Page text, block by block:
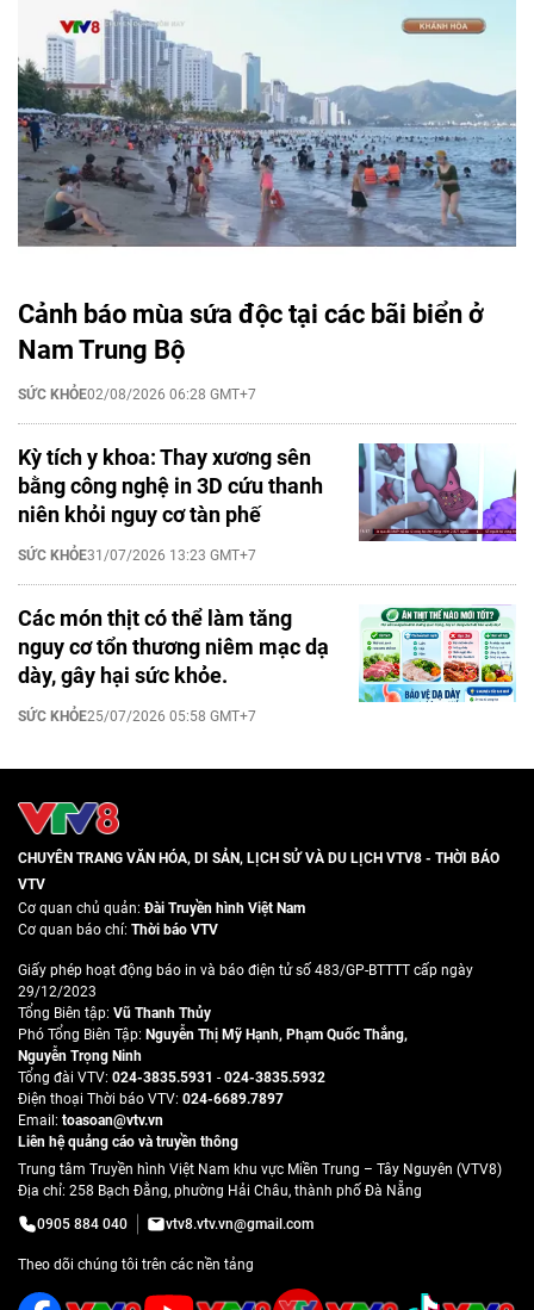
Cảnh báo mùa sứa độc tại các bãi biển ở
Nam Trung Bộ
SỨC KHỎE02/08/2026 06:28 GMT+7
Kỳ tích y khoa: Thay xương sên
bằng công nghệ in 3D cứu thanh
niên khỏi nguy cơ tàn phế
SỨC KHỎE31/07/2026 13:23 GMT+7
Các món thịt có thể làm tăng
nguy cơ tổn thương niêm mạc dạ
dày, gây hại sức khỏe.
SỨC KHỎE25/07/2026 05:58 GMT+7
CHUYÊN TRANG VĂN HÓA, DI SẢN, LỊCH SỬ VÀ DU LỊCH VTV8 - THỜI BÁO
VTV
Cơ quan chủ quản:Đài Truyền hình Việt Nam
Cơ quan báo chí: Thời báo VTV
Giấy phép hoạt động báo in và báo điện tử số 483/GP-BTTTT cấp ngày
29/12/2023
Tổng Biên tập: Vũ Thanh Thủy
Phó Tổng Biên Tập: Nguyễn Thị Mỹ Hạnh, Phạm Quốc Thắng,
Nguyễn Trọng Ninh
Tổng đài VTV: 024-3835.5931 - 024-3835.5932
Ðiện thoại Thời báo VTV: 024-6689.7897
Email: toasoan@vtv.vn
Liên hệ quảng cáo và truyền thông
Trung tâm Truyền hình Việt Nam khu vực Miền Trung – Tây Nguyên (VTV8)
Địa chỉ: 258 Bạch Đằng, phường Hải Châu, thành phố Đà Nẵng
0905 884 040
vtv8.vtv.vn@gmail.com
Theo dõi chúng tôi trên các nền tảng